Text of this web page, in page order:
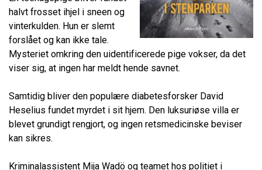
halvt frosset ihjel i sneen og
vinterkulden. Hun er slemt
forslået og kan ikke tale.
Mysteriet omkring den uidentificerede pige vokser, da det
viser sig, at ingen har meldt hende savnet.
Samtidig bliver den populære diabetesforsker David
Heselius fundet myrdet i sit hjem. Den luksuriøse villa er
blevet grundigt rengjort, og ingen retsmedicinske beviser
kan sikres.
Kriminalassistent Mija Wadö og teamet hos politiet i